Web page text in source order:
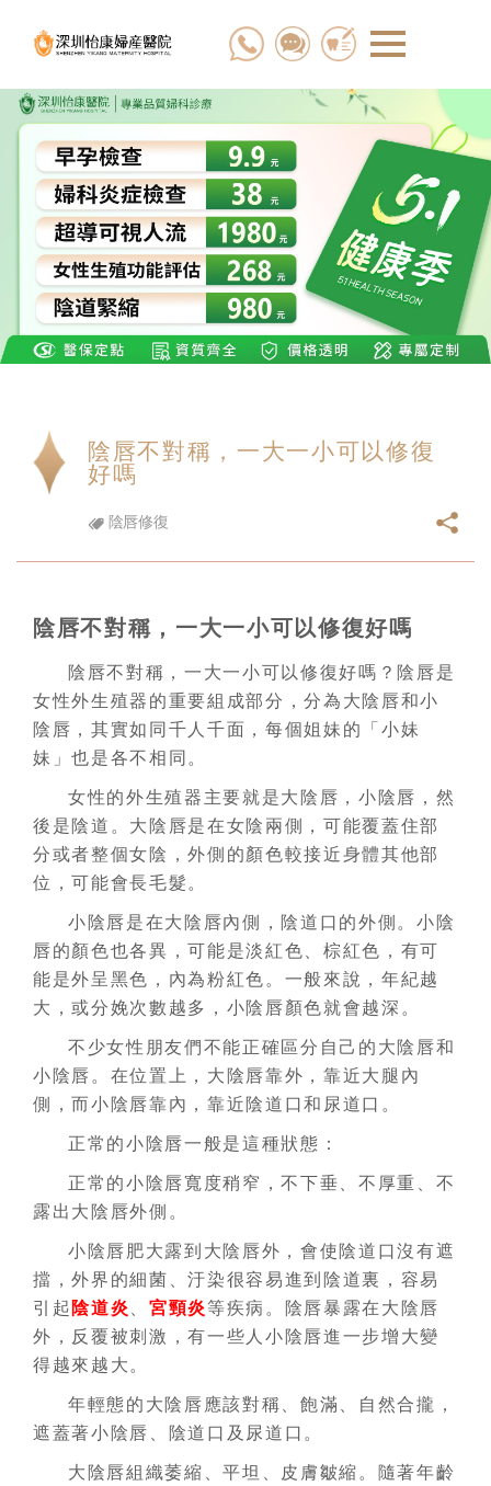
陰唇不對稱，一大一小可以修復
好嗎
陰唇修復
陰唇不對稱，一大一小可以修復好嗎
陰唇不對稱，一大一小可以修復好嗎？陰唇是
女性外生殖器的重要組成部分，分為大陰唇和小
陰唇，其實如同千人千面，每個姐妹的「小妹
妹」也是各不相同。
女性的外生殖器主要就是大陰唇，小陰唇，然
後是陰道。大陰唇是在女陰兩側，可能覆蓋住部
分或者整個女陰，外側的顏色較接近身體其他部
位，可能會長毛髮。
小陰唇是在大陰唇內側，陰道口的外側。小陰
唇的顏色也各異，可能是淡紅色、棕紅色，有可
能是外呈黑色，內為粉紅色。一般來說，年紀越
大，或分娩次數越多，小陰唇顏色就會越深。
不少女性朋友們不能正確區分自己的大陰唇和
小陰唇。在位置上，大陰唇靠外，靠近大腿內
側，而小陰唇靠內，靠近陰道口和尿道口。
正常的小陰唇一般是這種狀態：
正常的小陰唇寬度稍窄，不下垂、不厚重、不
露出大陰唇外側。
小陰唇肥大露到大陰唇外，會使陰道口沒有遮
擋，外界的細菌、汙染很容易進到陰道裏，容易
引起 陰道炎 、宮頸炎等疾病。陰唇暴露在大陰唇
外，反覆被刺激，有一些人小陰唇進一步增大變
得越來越大。
年輕態的大陰唇應該對稱、飽滿、自然合攏，
遮蓋著小陰唇、陰道口及尿道口。
大陰唇組織萎縮、平坦、皮膚皺縮。隨著年齡